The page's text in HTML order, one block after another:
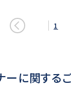
前
へ
1
ーに関する